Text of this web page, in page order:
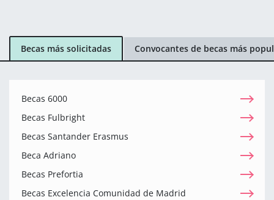
Becas más solicitadas Convocantes de becas más
Becas 6000
Becas Fulbright
Becas Santander Erasmus
Beca Adriano
Becas Prefortia
Becas Excelencia Comunidad de Madrid